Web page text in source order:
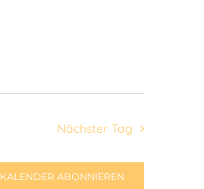
Nächster Tag
KALENDER ABONNIEREN